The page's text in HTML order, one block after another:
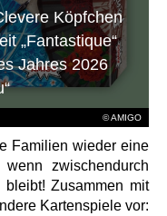
© AMIGO
Köpfchen
„Fantastique“
Jahres 2026
Familien wieder eine
zwischendurch
Zusammen mit
Kartenspiele vor: